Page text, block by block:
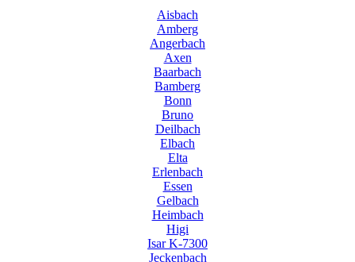
Aisbach
Amberg
Angerbach
Axen
Baarbach
Bamberg
Bonn
Bruno
Deilbach
Elbach
Elta
Erlenbach
Essen
Gelbach
Heimbach
Higi
Isar K-7300
Jeckenbach